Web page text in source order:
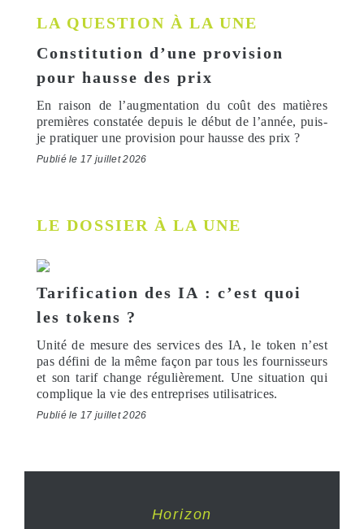
LA QUESTION À LA UNE
Constitution d’une provision
pour hausse des prix
En raison de l’augmentation du coût des matières
premières constatée depuis le début de l’année, puis-
je pratiquer une provision pour hausse des prix ?
Publié le 17 juillet 2026
LE DOSSIER À LA UNE
Tarification des IA : c’est quoi
les tokens ?
Unité de mesure des services des IA, le token n’est
pas défini de la même façon par tous les fournisseurs
et son tarif change régulièrement. Une situation qui
complique la vie des entreprises utilisatrices.
Publié le 17 juillet 2026
Horizon